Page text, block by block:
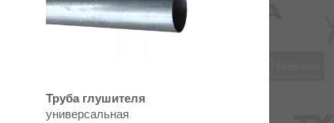
Труба глушителя
универсальная